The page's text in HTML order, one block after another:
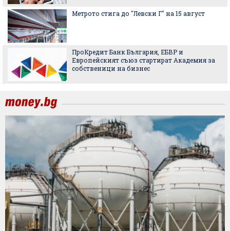
Метрото стига до "Левски Г" на 15 август
ПроКредит Банк България, ЕБВР и
Европейският съюз стартират Академия за
собственици на бизнес